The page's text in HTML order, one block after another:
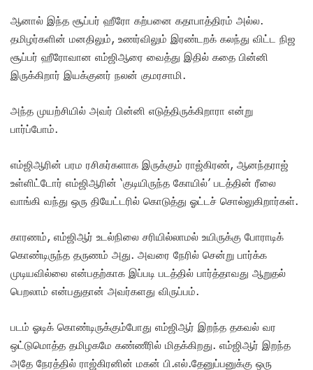
ஆனால் இந்த சூப்பர் ஹீரோ கற்பனை கதாபாத்திரம் அல்ல.
தமிழர்களின் மனதிலும், உணர்விலும் இரண்டறக் கலந்து விட்ட நிஜ
சூப்பர் ஹீரோவான எம்ஜிஆரை வைத்து இதில் கதை பின்னி
இருக்கிறார் இயக்குனர் நலன் குமரசாமி.
அந்த முயற்சியில் அவர் பின்னி எடுத்திருக்கிறாரா என்று
பார்ப்போம்.
எம்ஜிஆரின் பரம ரசிகர்களாக இருக்கும் ராஜ்கிரண், ஆனந்தராஜ்
உள்ளிட்டோர் எம்ஜிஆரின் ‘குடியிருந்த கோயில்’ படத்தின் ரீலை
வாங்கி வந்து ஒரு தியேட்டரில் கொடுத்து ஓட்டச் சொல்லுகிறார்கள்.
காரணம், எம்ஜிஆர் உடல்நிலை சரியில்லாமல் உயிருக்கு போராடிக்
கொண்டிருந்த தருணம் அது. அவரை நேரில் சென்று பார்க்க
முடியவில்லை என்பதற்காக இப்படி படத்தில் பார்த்தாவது ஆறுதல்
பெறலாம் என்பதுதான் அவர்களது விருப்பம்.
படம் ஓடிக் கொண்டிருக்கும்போது எம்ஜிஆர் இறந்த தகவல் வர
ஒட்டுமொத்த தமிழகமே கண்ணீரில் மிதக்கிறது. எம்ஜிஆர் இறந்த
அதே நேரத்தில் ராஜ்கிரனின் மகன் பி.எல்.தேனுப்பனுக்கு ஒரு